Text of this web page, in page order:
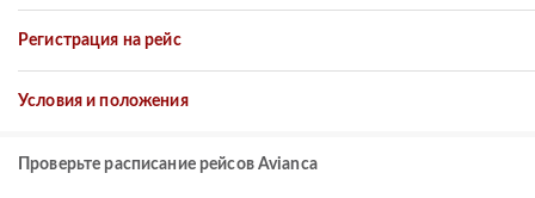
Регистрация на рейс
Условия и положения
Проверьте расписание рейсов Avianca